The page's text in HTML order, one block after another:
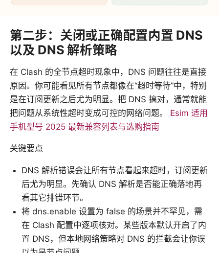
第二步：关闭或正确配置内置 DNS
以及 DNS 解析策略
在 Clash 的全节点超时现象中，DNS 问题往往是直接
原因。你可能看见所有节点都像在“超时等待”中，特别
是在订阅更新之后尤为明显。把 DNS 搞对，通常就能
把问题从系统性超时变成可控的网络问题。 Esim 适用
手机型号 2025 最新兼容列表与选购指南
关键要点
DNS 解析错误会让所有节点看起来超时，订阅更新
后尤为明显。先确认 DNS 解析是否能正确落地再
看其它排错环节。
将 dns.enable 设置为 false 的场景并不罕见，需
在 Clash 配置中逐项核对。某些版本默认开启了内
置 DNS，但本地网络策略对 DNS 的拦截会让你误